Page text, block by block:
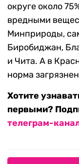
округе около
вредными
Минприроды,
Биробиджан,
и Чита. А в
норма
Хотите
первыми?
телеграм-